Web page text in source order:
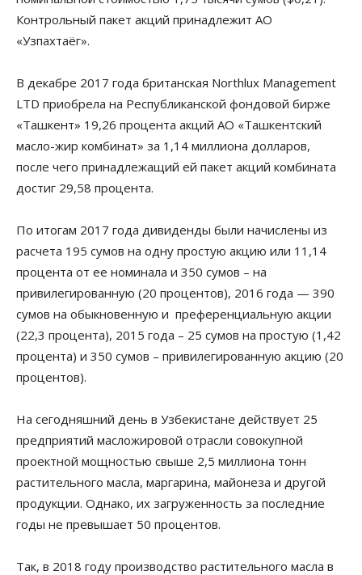
Контрольный пакет акций принадлежит АО
«Узпахтаёг».
В декабре 2017 года британская Northlux Management
LTD приобрела на Республиканской фондовой бирже
«Ташкент» 19,26 процента акций АО «Ташкентский
масло-жир комбинат» за 1,14 миллиона долларов,
после чего принадлежащий ей пакет акций комбината
достиг 29,58 процента.
По итогам 2017 года дивиденды были начислены из
расчета 195 сумов на одну простую акцию или 11,14
процента от ее номинала и 350 сумов – на
привилегированную (20 процентов), 2016 года — 390
сумов на обыкновенную и преференциальную акции
(22,3 процента), 2015 года – 25 сумов на простую (1,42
процента) и 350 сумов – привилегированную акцию (20
процентов).
На сегодняшний день в Узбекистане действует 25
предприятий масложировой отрасли совокупной
проектной мощностью свыше 2,5 миллиона тонн
растительного масла, маргарина, майонеза и другой
продукции. Однако, их загруженность за последние
годы не превышает 50 процентов.
Так, в 2018 году производство растительного масла в